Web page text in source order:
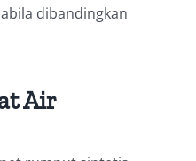
dibandingkan
Air